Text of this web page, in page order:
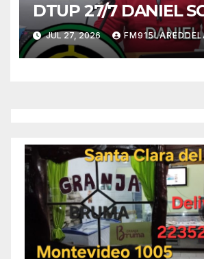
DTUP 27/7 DANIEL
JUL 27, 2026